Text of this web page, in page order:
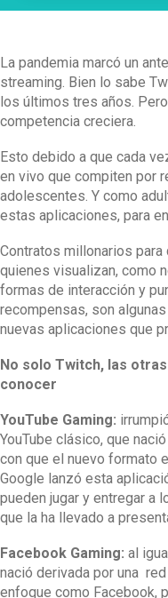
La pandemia marcó un
streaming. Bien lo sabe
los últimos tres años.
competencia creciera.
Esto debido a que cada
en vivo que compiten por
adolescentes. Y como
estas aplicaciones, para
Contratos millonarios
quienes visualizan, como
formas de interacción y
recompensas, son
nuevas aplicaciones que
No solo Twitch, las
conocer
YouTube Gaming:
YouTube clásico, que
con que el nuevo formato
Google lanzó esta
pueden jugar y entregar a
que la ha llevado a
Facebook Gaming: al
nació derivada por una
enfoque como Facebook,